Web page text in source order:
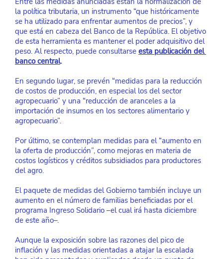
la política tributaria, un instrumento “que históricamente
se ha utilizado para enfrentar aumentos de precios”, y
que está en cabeza del Banco de la República. El objetivo
de esta herramienta es mantener el poder adquisitivo del
peso. Al respecto, puede consultarse esta publicación del
banco central.
En segundo lugar, se prevén “medidas para la reducción
de costos de producción, en especial los del sector
agropecuario” y una “reducción de aranceles a la
importación de insumos en los sectores alimentario y
agropecuario”.
Por último, se contemplan medidas para el “aumento en
la oferta de producción”, como mejoras en materia de
costos logísticos y créditos subsidiados para productores
del agro.
El paquete de medidas del Gobierno también incluye un
aumento en el número de familias beneficiadas por el
programa Ingreso Solidario –el cual irá hasta diciembre
de este año–.
Aunque la exposición sobre las razones del pico de
inflación y las medidas orientadas a atajar la escalada